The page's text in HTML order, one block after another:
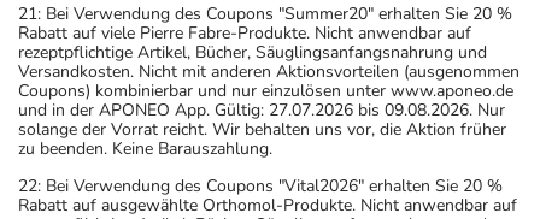
21: Bei Verwendung des Coupons "Summer20" erhalten Sie 20 %
Rabatt auf viele Pierre Fabre-Produkte. Nicht anwendbar auf
rezeptpflichtige Artikel, Bücher, Säuglingsanfangsnahrung und
Versandkosten. Nicht mit anderen Aktionsvorteilen (ausgenommen
Coupons) kombinierbar und nur einzulösen unter www.aponeo.de
und in der APONEO App. Gültig: 27.07.2026 bis 09.08.2026. Nur
solange der Vorrat reicht. Wir behalten uns vor, die Aktion früher
zu beenden. Keine Barauszahlung.
22: Bei Verwendung des Coupons "Vital2026" erhalten Sie 20 %
Rabatt auf ausgewählte Orthomol-Produkte. Nicht anwendbar auf